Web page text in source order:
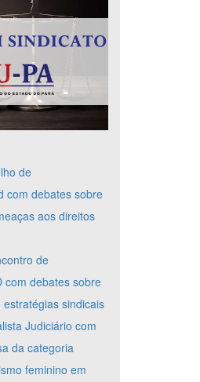
de
com debates sobre
aos direitos
de
com debates sobre
sindicais
Judiciário com
da categoria
feminino em